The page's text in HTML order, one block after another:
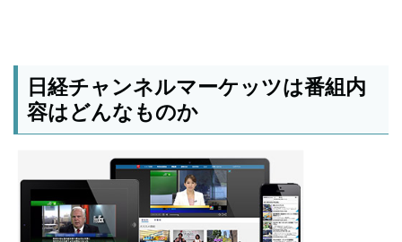
日経チャンネルマーケッツは番組内
容はどんなものか